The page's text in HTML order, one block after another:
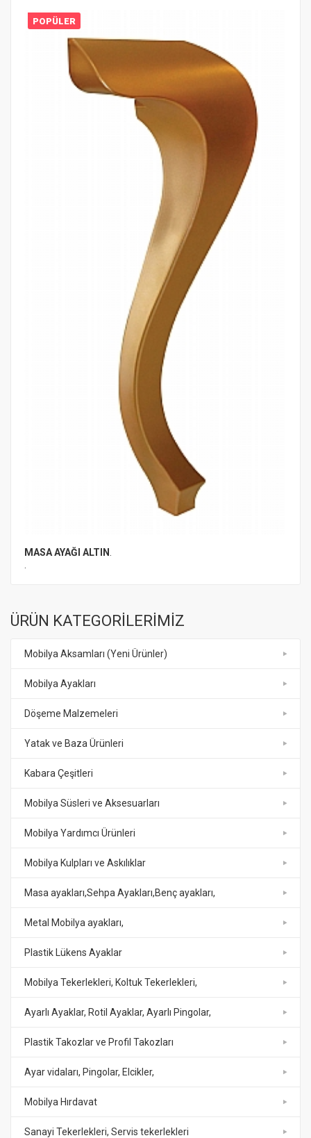
POPÜLER
MASA AYAĞI ALTIN
ÜRÜN KATEGORİLERİMİZ
Mobilya Aksamları (Yeni Ürünler)
Mobilya Ayakları
Döşeme Malzemeleri
Yatak ve Baza Ürünleri
Kabara Çeşitleri
Mobilya Süsleri ve Aksesuarları
Mobilya Yardımcı Ürünleri
Mobilya Kulpları ve Askılıklar
Masa ayakları,Sehpa Ayakları,Benç ayakları,
Metal Mobilya ayakları,
Plastik Lükens Ayaklar
Mobilya Tekerlekleri, Koltuk Tekerlekleri,
Ayarlı Ayaklar, Rotil Ayaklar, Ayarlı Pingolar,
Plastik Takozlar ve Profil Takozları
Ayar vidaları, Pingolar, Elcikler,
Mobilya Hırdavat
Sanayi Tekerlekleri, Servis tekerlekleri